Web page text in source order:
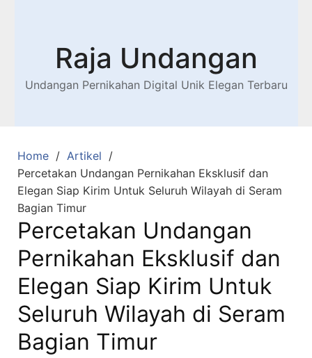
Raja Undangan
Undangan Pernikahan Digital Unik Elegan Terbaru
Home
Artikel
Percetakan Undangan Pernikahan Eksklusif dan
Elegan Siap Kirim Untuk Seluruh Wilayah di Seram
Bagian Timur
Percetakan Undangan
Pernikahan Eksklusif dan
Elegan Siap Kirim Untuk
Seluruh Wilayah di Seram
Bagian Timur